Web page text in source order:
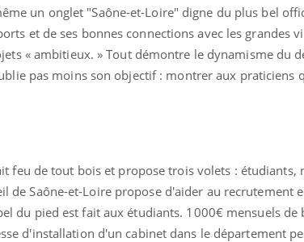
un onglet "Saône-et-Loire" digne du plus bel
et de ses bonnes connections avec les grandes
« ambitieux. » Tout démontre le dynamisme du
pas moins son objectif : montrer aux praticiens
feu de tout bois et propose trois volets : étudiants,
de Saône-et-Loire propose d'aider au recrutement
du pied est fait aux étudiants. 1000€ mensuels
d'installation d'un cabinet dans le département
:
d’une
12 août
pour
Les troubles du sommeil
modifient votre cerveau !
quelle trousse à
pharmacie pour les
vacances ?